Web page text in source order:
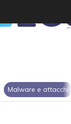
Malware e attacchi